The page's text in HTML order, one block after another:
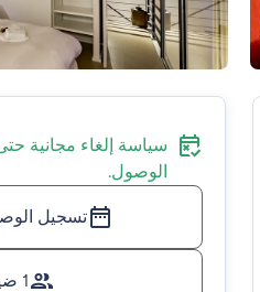
الوصول.
تسجيل
1 ضيف